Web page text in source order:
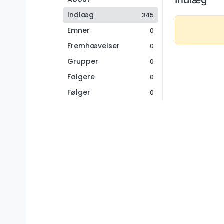
Indlæg
345
Emner 0
Fremhævelser 0
Grupper 0
Følgere 0
Følger 0